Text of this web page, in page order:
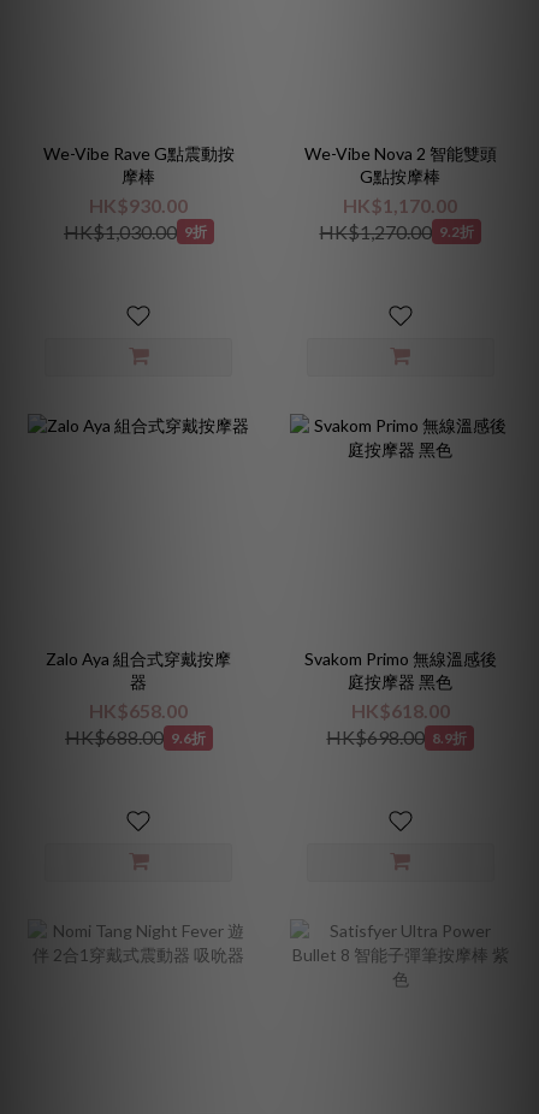
We-Vibe Rave G點震動按
摩棒
HK$930.00
HK$1,030.00 9折
We-Vibe Nova 2 智能雙頭
G點按摩棒
HK$1,170.00
HK$1,270.00 9.2折
Zalo Aya 組合式穿戴按摩
器
HK$658.00
HK$688.00 9.6折
Svakom Primo 無線溫感後
庭按摩器 黑色
HK$618.00
HK$698.00 8.9折